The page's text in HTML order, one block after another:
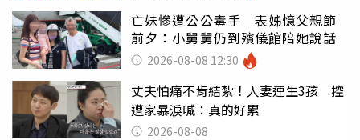
亡妹慘遭公公毒手 表姊憶父親節
前夕：小舅舅仍到殯儀館陪她說話
2026-08-08 12:30
丈夫怕痛不肯結紮！人妻連生3孩 控
遭家暴淚喊：真的好累
2026-08-08